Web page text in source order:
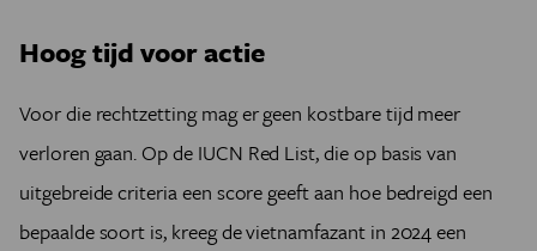
Hoog tijd voor actie
Voor die rechtzetting mag er geen kostbare tijd meer
verloren gaan. Op de IUCN Red List, die op basis van
uitgebreide criteria een score geeft aan hoe bedreigd een
bepaalde soort is, kreeg de vietnamfazant in 2024 een